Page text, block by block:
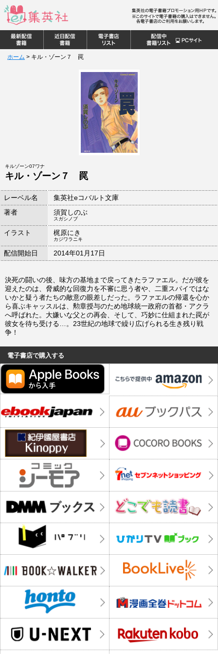
ホーム > キル・ゾーン７ 罠
キルゾーン07ワナ
キル・ゾーン７ 罠
レーベル名
集英社eコバルト文庫
著者
須賀しのぶ
スガシノブ
イラスト 梶原にき
カジワラニキ
配信開始日 2014年01月17日
決死の闘いの後、味方の基地まで戻ってきたラファエル。だが彼を
迎えたのは、脅威的な回復力を不審に思う者や、二重スパイではな
いかと疑う者たちの敵意の眼差しだった。ラファエルの帰還を心か
ら喜ぶキャッスルは、勲章授与のため地球統一政府の首都・アクラ
へ呼ばれた。大嫌いな父との再会、そして、巧妙に仕組まれた罠が
彼女を待ち受ける…。23世紀の地球で繰り広げられる生き残り戦
争！
電子書店で購入する